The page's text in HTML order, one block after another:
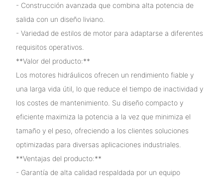
- Construcción avanzada que combina alta potencia de
salida con un diseño liviano.
- Variedad de estilos de motor para adaptarse a diferentes
requisitos operativos.
**Valor del producto:**
Los motores hidráulicos ofrecen un rendimiento fiable y
una larga vida útil, lo que reduce el tiempo de inactividad y
los costes de mantenimiento. Su diseño compacto y
eficiente maximiza la potencia a la vez que minimiza el
tamaño y el peso, ofreciendo a los clientes soluciones
optimizadas para diversas aplicaciones industriales.
**Ventajas del producto:**
- Garantía de alta calidad respaldada por un equipo